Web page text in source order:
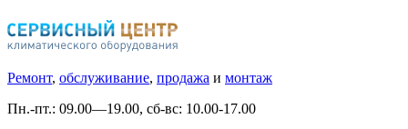
Ремонт, обслуживание, продажа и монтаж
Пн.-пт.: 09.00—19.00, сб-вс: 10.00-17.00